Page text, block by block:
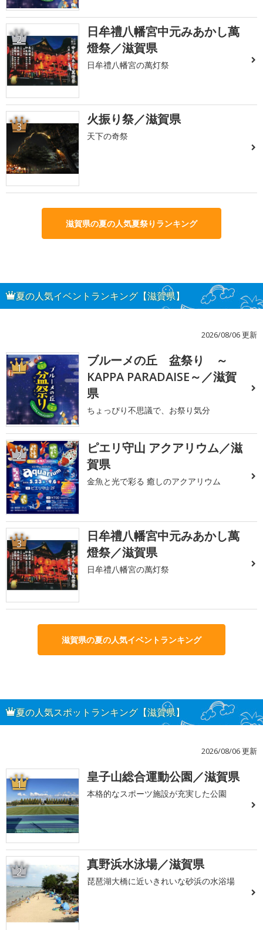
2
日牟禮八幡宮中元みあかし萬
燈祭／滋賀県
日牟禮八幡宮の萬灯祭
3 火振り祭／滋賀県
天下の奇祭
滋賀県の夏の人気夏祭りランキング
夏の人気イベントランキング【滋賀県】
2026/08/06 更新
1
ブルーメの丘 盆祭り ～
KAPPA PARADAISE～／滋賀
県
ちょっぴり不思議で、お祭り気分
2
ピエリ守山 アクアリウム／滋
賀県
金魚と光で彩る 癒しのアクアリウム
3
日牟禮八幡宮中元みあかし萬
燈祭／滋賀県
日牟禮八幡宮の萬灯祭
滋賀県の夏の人気イベントランキング
夏の人気スポットランキング【滋賀県】
2026/08/06 更新
1 皇子山総合運動公園／滋賀県
本格的なスポーツ施設が充実した公園
2 真野浜水泳場／滋賀県
琵琶湖大橋に近いきれいな砂浜の水浴場